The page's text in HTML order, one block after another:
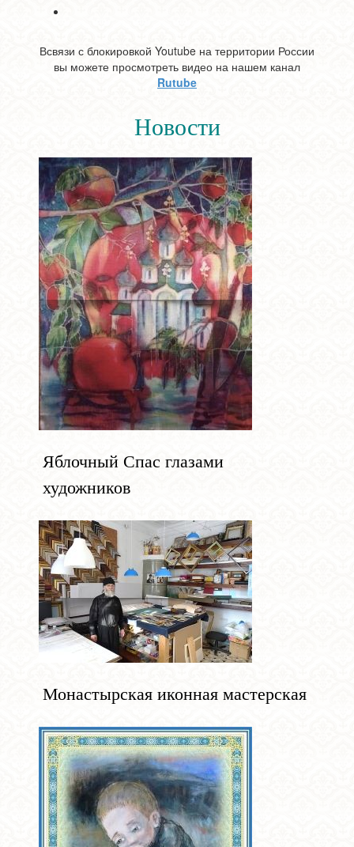
Всвязи с блокировкой Youtube на территории России
вы можете просмотреть видео на нашем канал
Rutube
Новости
Яблочный Спас глазами
художников
Монастырская иконная мастерская